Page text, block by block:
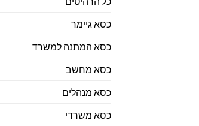
כסא גיימר
כסא המתנה למשרד
כסא מחשב
כסא מנהלים
כסא משרדי